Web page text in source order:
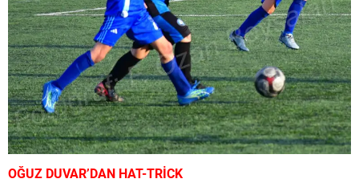
OĞUZ DUVAR’DAN HAT-TRİCK